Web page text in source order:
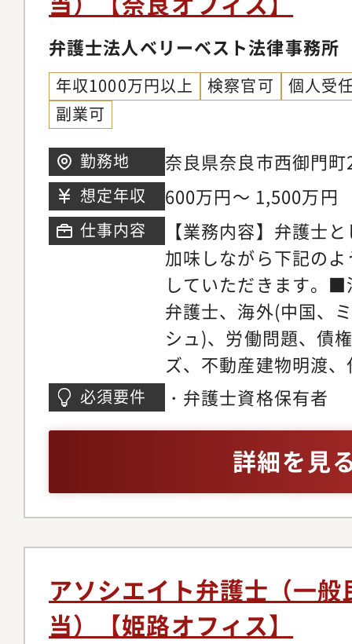
ニーズに応じ、今後
以上に大きく切り込
ます。【サポート制
事務所では業務支援
研修実施やオフィス
おります。領域が広
領域についてミスマ
やかなサポート体制
リアステップについ
い分野の仕事に触れ
関心の高い分野で専
だきます。ゆくゆく
戦しつつ後輩弁護士
だきます。経験を積
師や、メディアへの
外国人のビザ申請【
の】◆幅広い分野/豊
ているパラリーガル
士が多くの案件に専
き、短期間で弁護士
事ができる環境です
マーケティング・営
事務所では各専門チ
の段階から弁護士が
います。マーケティ
助けを借りながら、
きるかを弁護士が主
た、顧客獲得の見込
ロージングの段階で
をお願いしている為
着けることが可能で
ネスモデルでの実務
事務所の中には、価
り、実績が少なく専
朗会計とクライアン
ブルな料金体系を構
弁護士法人ベリーベスト法律事務所
年収1000万円以上 検察官可
個人受
副業可
勤務地
奈良県奈良市西御門
ル5階※希望考慮の上
想定年収 600万円～ 1,500万円
仕事内容
【業務内容】弁護士
加味しながら下記の
していただきます。
弁護士、海外(中国、
シュ)、労働問題、債
ズ、不動産建物明渡
件、不動産・法人登
務、コーポレートガ
チャー法務、IPO法
件、紛争案件、知的
テイメント、国際取
個人のお客様向け交
金請求、離婚問題、
産相続、労働問題、
外国人のビザ申請【
必須要件 ・弁護士資格保有者
詳細を見
アソシエイト弁護士（一
当）【姫路オフィス】